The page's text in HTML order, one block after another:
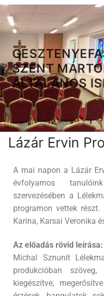
SZENT
ÁLTALÁNOS
Lázár Ervin
A mai napon a Lázár
évfolyamos
szervezésében a
programon vettek
Karina, Karsai Veronika
Az előadás rövid leírása:
Michal Sznunit
produkcióban
kiegészítve,